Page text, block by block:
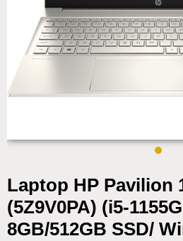
Laptop HP Pavilion
(5Z9V0PA) (i5-
8GB/512GB SSD/